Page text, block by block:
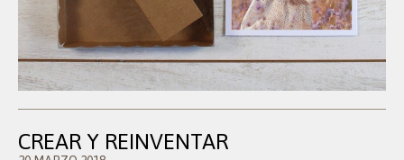
CREAR Y REINVENTAR